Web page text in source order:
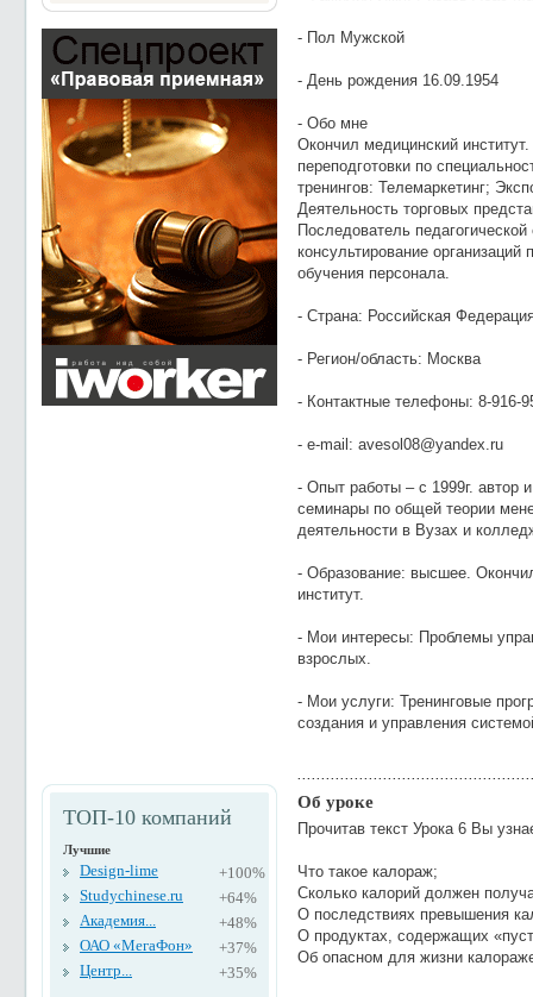
ТОП-10 компаний
Лучшие
Design-lime
+100%
Studychinese.ru
+64%
Академия...
+48%
ОАО «МегаФон»
+37%
Центр...
+35%
- Пол Мужской
- День рождения 16.09.1954
- Обо мне
Окончил медицинский
переподготовки по
тренингов: Телемаркетинг;
Деятельность торговых
Последователь
консультирование
обучения персонала.
- Страна: Российская
- Регион/область: Москва
- Контактные телефоны: 8-916-
- e-mail: avesol08@yandex.ru
- Опыт работы – с 1999г. автор
семинары по общей теории
деятельности в Вузах и
- Образование: высшее.
институт.
- Мои интересы: Проблемы
взрослых.
- Мои услуги: Тренинговые
создания и управления
Об уроке
Прочитав текст Урока 6 Вы
Что такое калораж;
Сколько калорий должен
О последствиях превышения
О продуктах, содержащих
Об опасном для жизни